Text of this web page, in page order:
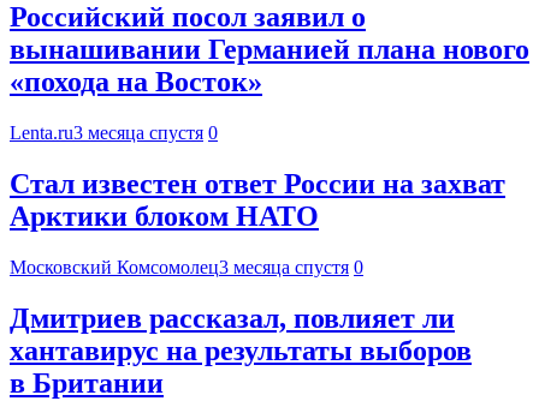
Российский посол заявил о
вынашивании Германией плана нового
«похода на Восток»
Lenta.ru3 месяца спустя 0
Стал известен ответ России на захват
Арктики блоком НАТО
Московский Комсомолец3 месяца спустя 0
Дмитриев рассказал, повлияет ли
хантавирус на результаты выборов
в Британии